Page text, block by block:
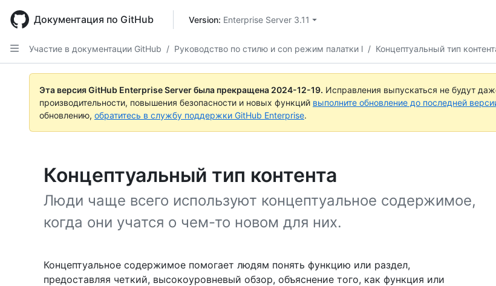
main
content
Документация по GitHub Version: Enterprise Server 3.11
Участие в документации GitHub / Руководство по стилю и con режим палатки l / Концептуальный тип
Эта версия GitHub Enterprise Server была прекращена 2024-12-19. Исправления выпускаться не будут
производительности, повышения безопасности и новых функций выполните обновление до последней
обновлению, обратитесь в службу поддержки GitHub Enterprise.
Концептуальный тип контента
Люди чаще всего используют концептуальное содержимое,
когда они учатся о чем-то новом для них.
Концептуальное содержимое помогает людям понять функцию или раздел,
предоставляя четкий, высокоуровневый обзор, объяснение того, как функция или